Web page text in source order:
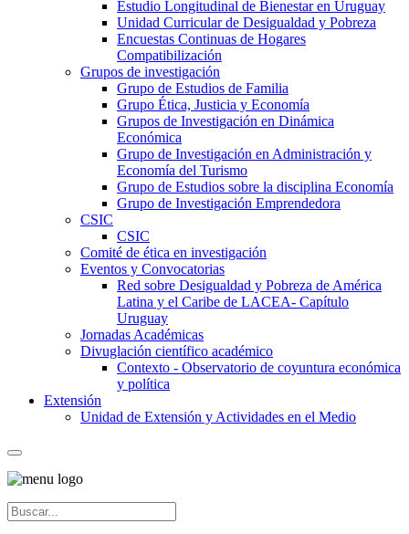
Estudio Longitudinal de Bienestar en Uruguay
Unidad Curricular de Desigualdad y Pobreza
Encuestas Continuas de Hogares
Compatibilización
Grupos de investigación
Grupo de Estudios de Familia
Grupo Ética, Justicia y Economía
Grupos de Investigación en Dinámica
Económica
Grupo de Investigación en Administración y
Economía del Turismo
Grupo de Estudios sobre la disciplina Economía
Grupo de Investigación Emprendedora
CSIC
CSIC
Comité de ética en investigación
Eventos y Convocatorias
Red sobre Desigualdad y Pobreza de América
Latina y el Caribe de LACEA- Capítulo
Uruguay
Jornadas Académicas
Divuglación científico académico
Contexto - Observatorio de coyuntura económica
y política
Extensión
Unidad de Extensión y Actividades en el Medio